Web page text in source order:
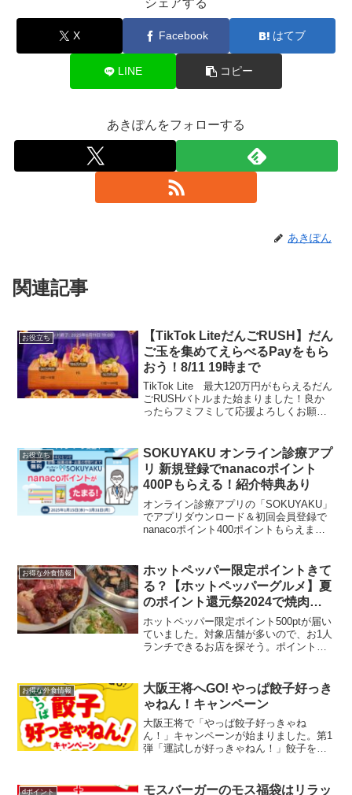
シェアする
X Facebook はてブ
LINE コピー
あきぽんをフォローする
あきぽん
関連記事
お役立ち
【TikTok LiteだんごRUSH】だん
ご玉を集めてえらべるPayをもら
おう！8/11 19時まで
TikTok Lite 最大120万円がもらえるだん
ごRUSHバトルまた始まりました！良か
ったらフミフミして応援よろしくお願い
てポイントGET！報酬額は、1位120万...
お役立ち
SOKUYAKU オンライン診療アプ
リ 新規登録でnanacoポイント
400Pもらえる！紹介特典あり
オンライン診療アプリの「SOKUYAKU」
でアプリダウンロード＆初回会員登録で
nanacoポイント400ポイントもらえま
うございます。通常プラン初回登録400P
＋オ...
お得な外食情報
ホットペッパー限定ポイントきて
る？【ホットペッパーグルメ】夏
のポイント還元祭2024で焼肉食
べ放題が実質1200円食べてきま
した
ホットペッパー限定ポイント500ptが届い
ていました。対象店舗が多いので、お1人
ランチできるお店を探そう。ポイント確
ます。（～8/31）夏のポイント還元祭
2024 ...
お得な外食情報
大阪王将へGO! やっぱ餃子好っき
ゃねん！キャンペーン
大阪王将で「やっぱ餃子好っきゃね
ん！」キャンペーンが始まりました。第1
弾「運試しが好っきゃねん！」餃子を含
30,000円 5名様B賞 大阪王将餃子マイス
dポイント
モスバーガーのモス福袋はリラッ